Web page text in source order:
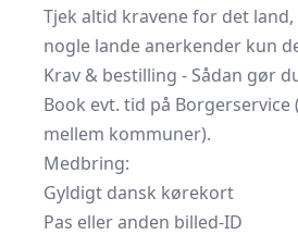
Tjek altid kravene for det
nogle lande anerkender kun
Krav & bestilling - Sådan gør
Book evt. tid på Borgerservice
mellem kommuner).
Medbring:
Gyldigt dansk kørekort
Pas eller anden billed-ID